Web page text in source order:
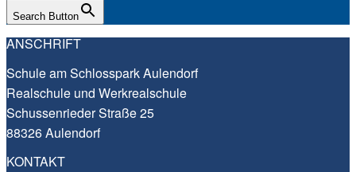
Search Button
ANSCHRIFT
Schu­le am Schloss­park Aulendorf
Real­schu­le und Werkrealschule
Schus­sen­rie­der Stra­ße 25
88326 Aulendorf
KONTAKT